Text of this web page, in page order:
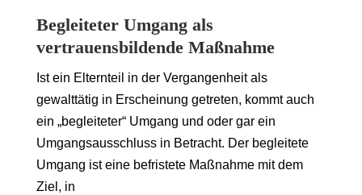
Begleiteter Umgang als
vertrauensbildende Maßnahme
Ist ein Elternteil in der Vergangenheit als
gewalttätig in Erscheinung getreten, kommt auch
ein „begleiteter“ Umgang und oder gar ein
Umgangsausschluss in Betracht. Der begleitete
Umgang ist eine befristete Maßnahme mit dem
Ziel, in